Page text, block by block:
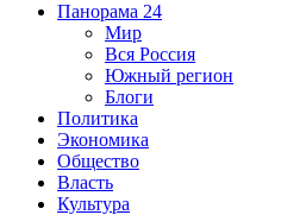
Панорама 24
Мир
Вся Россия
Южный регион
Блоги
Политика
Экономика
Общество
Власть
Культура